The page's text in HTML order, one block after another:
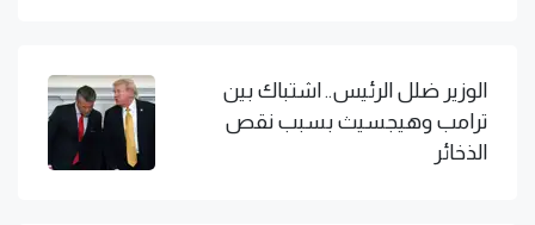
الوزير ضلل الرئيس.. اشتباك بين
ترامب وهيجسيث بسبب نقص
الذخائر